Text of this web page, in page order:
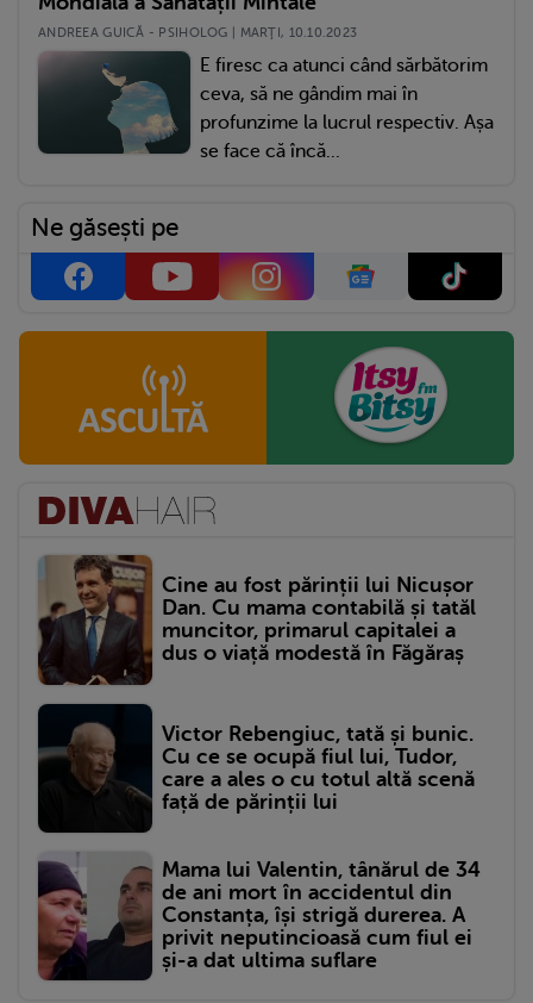
ANDREEA GUICĂ - PSIHOLOG | MARŢI, 10.10.2023
E firesc ca atunci când sărbătorim
ceva, să ne gândim mai în
profunzime la lucrul respectiv. Așa
se face că încă...
Ne găsești pe
Cine au fost părinții lui Nicușor
Dan. Cu mama contabilă și tatăl
muncitor, primarul capitalei a
dus o viață modestă în Făgăraș
Victor Rebengiuc, tată și bunic.
Cu ce se ocupă fiul lui, Tudor,
care a ales o cu totul altă scenă
față de părinții lui
Mama lui Valentin, tânărul de 34
de ani mort în accidentul din
Constanța, își strigă durerea. A
privit neputincioasă cum fiul ei
și-a dat ultima suflare